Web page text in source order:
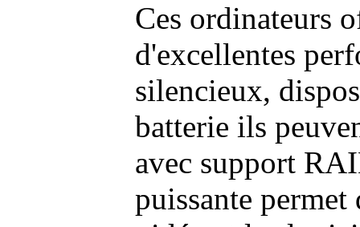
Ces ordinateurs
d'excellentes
silencieux,
batterie ils
avec support
puissante permet